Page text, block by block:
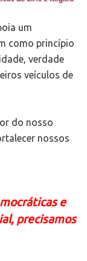
um
como princípio
verdade
veículos de
do nosso
nossos
e
precisamos